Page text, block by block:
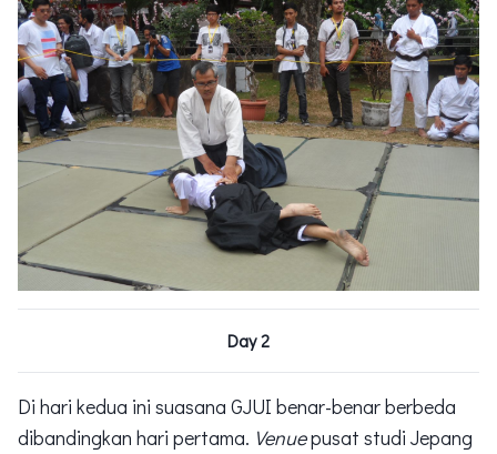
Day 2
Di hari kedua ini suasana GJUI benar-benar berbeda
dibandingkan hari pertama. Venuepusat studi Jepang